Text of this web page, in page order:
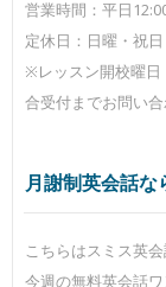
営業時間：平日
定休日：日曜・祝日
※レッスン開校曜
合受付までお問い合
月謝制英会話な
こちらはスミス英
今週の無料英会話